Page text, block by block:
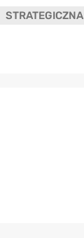
STRATEGICZNA